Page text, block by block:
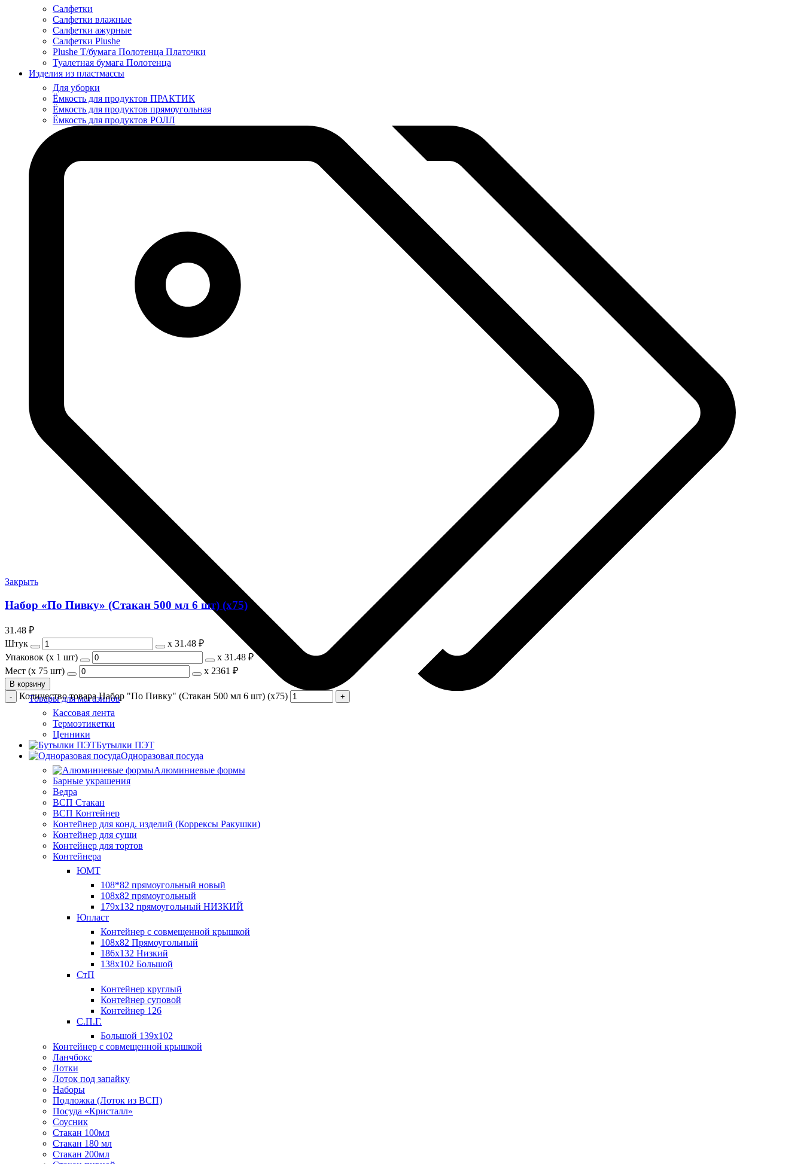
Салфетки
Салфетки влажные
Салфетки ажурные
Салфетки Plushe
Plushe Т/бумага Полотенца Платочки
Туалетная бумага Полотенца
Изделия из пластмассы
Для уборки
Ёмкость для продуктов ПРАКТИК
Ёмкость для продуктов прямоугольная
Ёмкость для продуктов РОЛЛ
Товары для магазинов
Кассовая лента
Термоэтикетки
Ценники
Бутылки ПЭТ
Одноразовая посуда
Алюминиевые формы
Барные украшения
Ведра
ВСП Стакан
ВСП Контейнер
Контейнер для конд. изделий (Коррексы Ракушки)
Контейнер для суши
Контейнер для тортов
Контейнера
ЮМТ
108*82 прямоугольный новый
108х82 прямоугольный
179х132 прямоугольный НИЗКИЙ
Юпласт
Контейнер с совмещенной крышкой
108х82 Прямоугольный
186х132 Низкий
138х102 Большой
СтП
Контейнер круглый
Контейнер суповой
Контейнер 126
С.П.Г.
Большой 139х102
Контейнер с совмещенной крышкой
Ланчбокс
Лотки
Лоток под запайку
Наборы
Подложка (Лоток из ВСП)
Посуда «Кристалл»
Соусник
Стакан 100мл
Стакан 180 мл
Стакан 200мл
Закрыть
Набор «По Пивку» (Стакан 500 мл 6 шт) (х75)
31.48 ₽
Штук
х 31.48 ₽
Упаковок (x 1 шт)
х 31.48 ₽
Мест (x 75 шт)
х 2361 ₽
В корзину
Количество товара Набор "По Пивку" (Стакан 500 мл 6 шт) (х75)